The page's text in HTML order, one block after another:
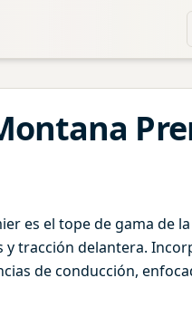
es el tope de gama de
y tracción delantera.
de conducción,